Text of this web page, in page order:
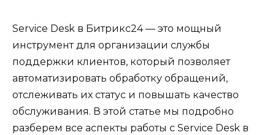
Service Desk в Битрикс24 — это мощный
инструмент для организации службы
поддержки клиентов, который позволяет
автоматизировать обработку обращений,
отслеживать их статус и повышать качество
обслуживания. В этой статье мы подробно
разберем все аспекты работы с Service Desk в